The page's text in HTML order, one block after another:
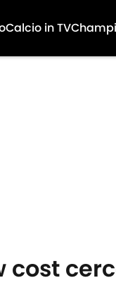
Calcio in TV
cost